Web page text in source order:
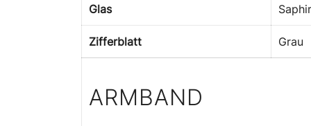
Glas
Zifferblatt Grau
ARMBAND